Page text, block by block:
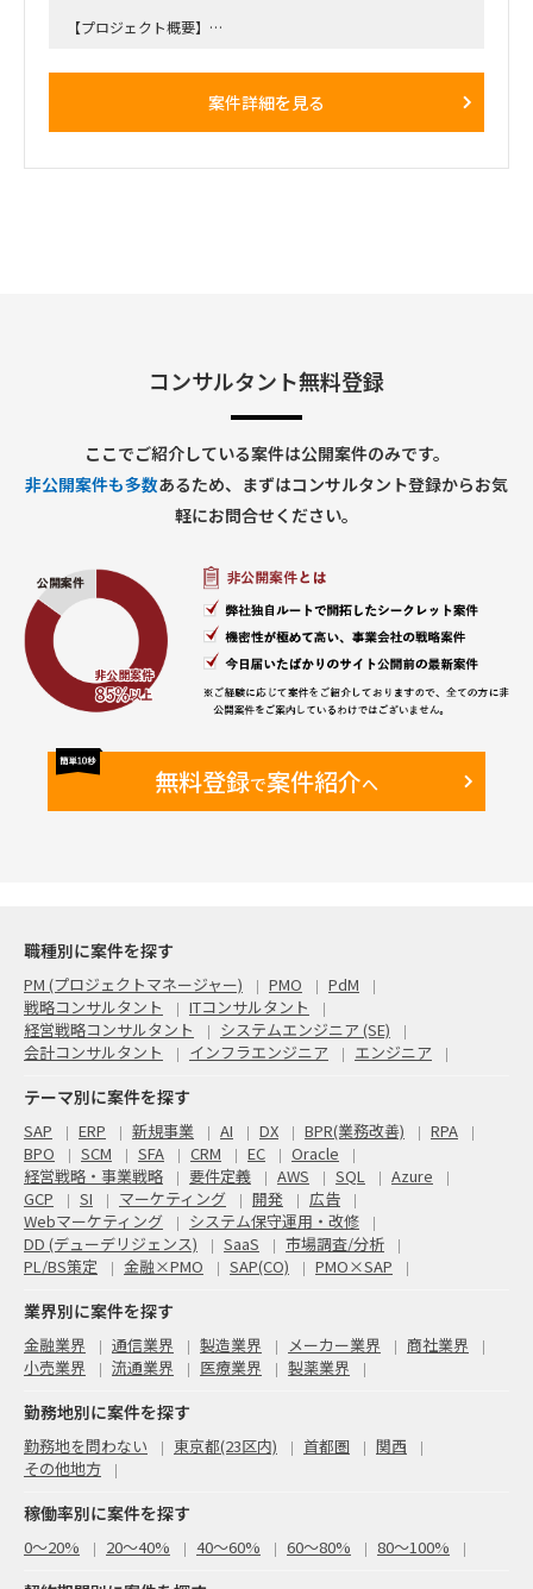
【プロジェクト概要】
グ、移行データ準備、移行リハ実行支援 等）
・ IT関連トピックにかかわるグローバルメンバとのコミュニ
【期間】
・26年1月～終了時期未定（Go Liveは2026年10月予定）
【備考】
・既に元請のBPさんがAA担当として2年弱参画している
Finance領域に参画いただき、同様のロールを担っていただき
案件詳細を見る
コンサルタント無料登録
ここでご紹介している案件は公開案件のみです。
非公開案件も多数あるため、まずはコンサルタント登録からお気
軽にお問合せください。
無料登録で案件紹介へ
職種別に案件を探す
PM (プロジェクトマネージャー) PMO
PdM
戦略コンサルタント
ITコンサルタント
経営戦略コンサルタント
システムエンジニア (SE)
会計コンサルタント
インフラエンジニア エンジニア
テーマ別に案件を探す
SAP ERP 新規事業 AI DX BPR(業務改善)
RPA
BPO
SCM SFA CRM EC
Oracle
経営戦略・事業戦略
要件定義 AWS SQL
Azure
GCP
SI マーケティング 開発
広告
Webマーケティング
システム保守運用・改修
DD (デューデリジェンス)
SaaS
市場調査/分析
PL/BS策定
金融×PMO SAP(CO) PMO×SAP
業界別に案件を探す
金融業界 通信業界 製造業界 メーカー業界
商社業界
小売業界
流通業界 医療業界 製薬業界
勤務地別に案件を探す
勤務地を問わない 東京都(23区内) 首都圏
関西
その他地方
稼働率別に案件を探す
0〜20% 20〜40% 40〜60% 60〜80% 80〜100%